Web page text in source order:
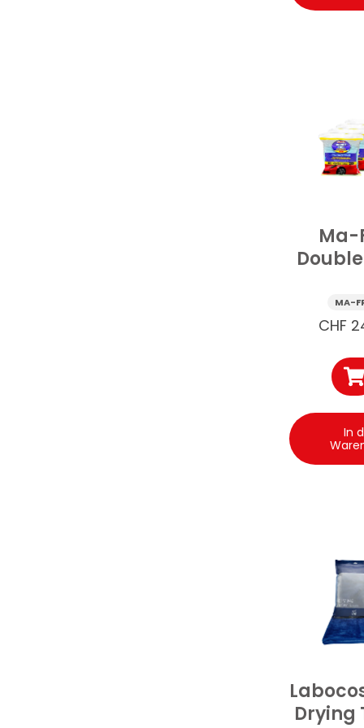
Ma-
1
MA-
CHF
In
Drying